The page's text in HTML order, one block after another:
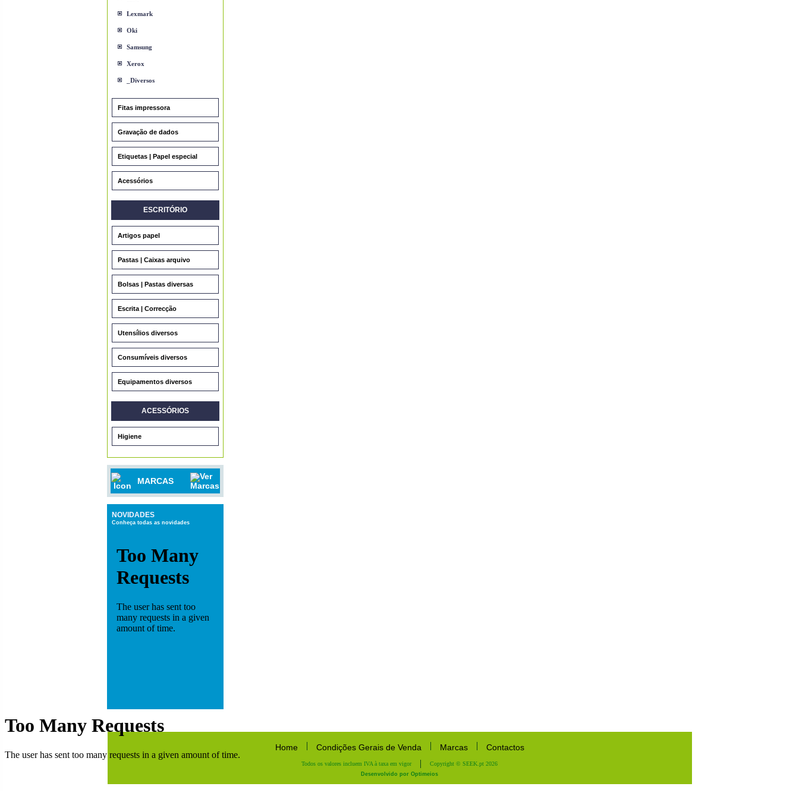
Lexmark
Oki
Samsung
Xerox
_Diversos
Fitas impressora
Gravação de dados
Etiquetas | Papel especial
Acessórios
ESCRITÓRIO
Artigos papel
Pastas | Caixas arquivo
Bolsas | Pastas diversas
Escrita | Correcção
Utensílios diversos
Consumíveis diversos
Equipamentos diversos
ACESSÓRIOS
Higiene
MARCAS
NOVIDADES
Conheça todas as novidades
Home Condições Gerais de Venda Marcas Contactos
Todos os valores incluem IVA à taxa em vigor Copyright © SEEK.pt 2026
Desenvolvido por Optimeios